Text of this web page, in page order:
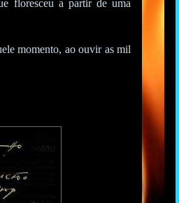
floresceu a partir de uma
momento, ao ouvir as mil